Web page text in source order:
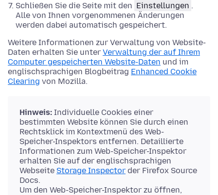
Schließen Sie die Seite mit den Einstellungen .
Alle von Ihnen vorgenommenen Änderungen
werden dabei automatisch gespeichert.
Weitere Informationen zur Verwaltung von Website-
Daten erhalten Sie unter Verwaltung der auf Ihrem
Computer gespeicherten Website-Daten und im
englischsprachigen Blogbeitrag Enhanced Cookie
Clearing von Mozilla.
Hinweis: Individuelle Cookies einer
bestimmten Website können Sie durch einen
Rechtsklick im Kontextmenü des Web-
Speicher-Inspektors entfernen. Detaillierte
Informationen zum Web-Speicher-Inspektor
erhalten Sie auf der englischsprachigen
Webseite Storage Inspector der Firefox Source
Docs.
Um den Web-Speicher-Inspektor zu öffnen,